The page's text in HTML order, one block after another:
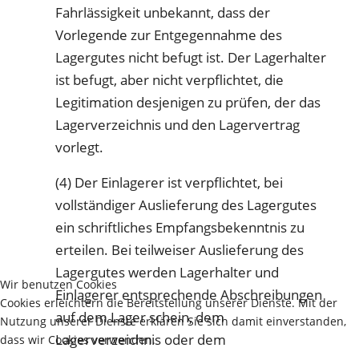
Fahrlässigkeit unbekannt, dass der
Vorlegende zur Entgegennahme des
Lagergutes nicht befugt ist. Der Lagerhalter
ist befugt, aber nicht verpflichtet, die
Legitimation desjenigen zu prüfen, der das
Lagerverzeichnis und den Lagervertrag
vorlegt.
(4) Der Einlagerer ist verpflichtet, bei
vollständiger Auslieferung des Lagergutes
ein schriftliches Empfangsbekenntnis zu
erteilen. Bei teilweiser Auslieferung des
Lagergutes werden Lagerhalter und
Einlagerer entsprechende Abschreibungen
auf dem Lager schein, dem
Lagerverzeichnis oder dem
Wir benutzen Cookies
Cookies erleichtern die Bereitstellung unserer Dienste. Mit der
Nutzung unserer Dienste erklären Sie sich damit einverstanden,
dass wir Cookies verwenden.